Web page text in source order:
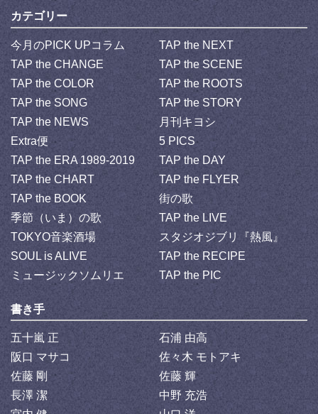
カテゴリー
今月のPICK UPコラム
TAP the NEXT
TAP the CHANGE
TAP the SCENE
TAP the COLOR
TAP the ROOTS
TAP the SONG
TAP the STORY
TAP the NEWS
月刊キヨシ
Extra便
5 PICS
TAP the ERA 1989-2019
TAP the DAY
TAP the CHART
TAP the FLYER
TAP the BOOK
街の歌
季節（いま）の歌
TAP the LIVE
TOKYO音楽酒場
スタジオジブリ『熱風』
SOUL is ALIVE
TAP the RECIPE
ミュージックソムリエ
TAP the PIC
書き手
五十嵐 正
石浦 由高
阪口 マサコ
佐々木 モトアキ
佐藤 剛
佐藤 輝
長澤 潔
中野 充浩